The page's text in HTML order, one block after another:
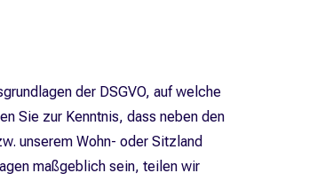
der DSGVO, auf welche
Sie zur Kenntnis, dass neben den
unserem Wohn- oder Sitzland
maßgeblich sein, teilen wir